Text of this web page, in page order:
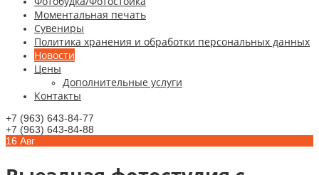
Моментальная печать
Сувениры
Политика хранения и обработки персональных данных
Новости
Цены
Дополнительные услуги
Контакты
+7 (963) 643-84-77
+7 (963) 643-84-88
16 Авг